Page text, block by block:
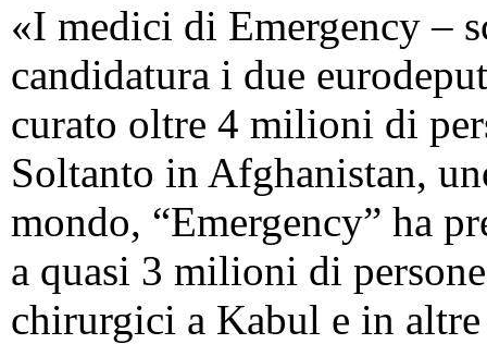
«I medici di Emergency –
candidatura i due
curato oltre 4 milioni di
Soltanto in Afghanistan,
mondo, “Emergency” ha
a quasi 3 milioni di
chirurgici a Kabul e in altre